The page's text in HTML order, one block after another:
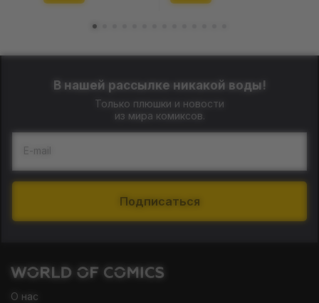
В нашей рассылке никакой воды!
Только плюшки и новости
из мира комиксов.
E-mail
Подписаться
О нас